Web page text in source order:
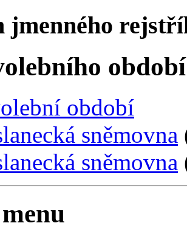
jmenného
období
období
sněmovna
sněmovna